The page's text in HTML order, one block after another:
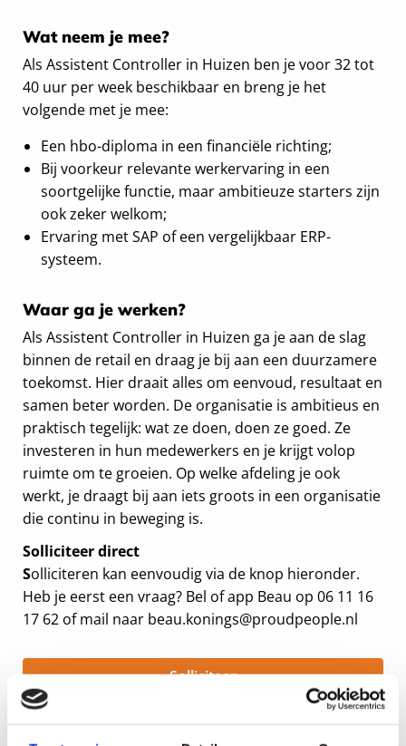
Wat neem je mee?
Als Assistent Controller in Huizen ben je voor 32 tot
40 uur per week beschikbaar en breng je het
volgende met je mee:
Een hbo-diploma in een financiële richting;
Bij voorkeur relevante werkervaring in een
soortgelijke functie, maar ambitieuze starters zijn
ook zeker welkom;
Ervaring met SAP of een vergelijkbaar ERP-
systeem.
Waar ga je werken?
Als Assistent Controller in Huizen ga je aan de slag
binnen de retail en draag je bij aan een duurzamere
toekomst. Hier draait alles om eenvoud, resultaat en
samen beter worden. De organisatie is ambitieus en
praktisch tegelijk: wat ze doen, doen ze goed. Ze
investeren in hun medewerkers en je krijgt volop
ruimte om te groeien. Op welke afdeling je ook
werkt, je draagt bij aan iets groots in een organisatie
die continu in beweging is.
Solliciteer direct
Solliciteren kan eenvoudig via de knop hieronder.
Heb je eerst een vraag? Bel of app Beau op 06 11 16
17 62 of mail naar beau.konings@proudpeople.nl
Solliciteer